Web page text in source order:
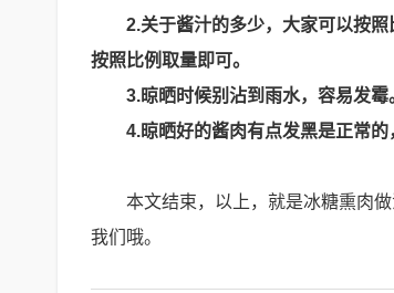
2.关于酱汁的多少，大家可以按
按照比例取量即可。
3.晾晒时候别沾到雨水，容易发霉
4.晾晒好的酱肉有点发黑是正常的
本文结束，以上，就是冰糖熏肉
我们哦。